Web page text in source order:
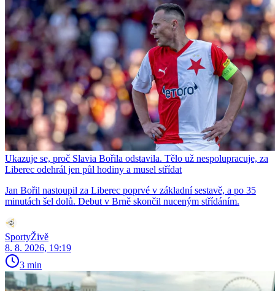
Ukazuje se, proč Slavia Bořila odstavila. Tělo už nespolupracuje, za
Liberec odehrál jen půl hodiny a musel střídat
Jan Bořil nastoupil za Liberec poprvé v základní sestavě, a po 35
minutách šel dolů. Debut v Brně skončil nuceným střídáním.
SportyŽivě
8. 8. 2026, 19:19
3 min